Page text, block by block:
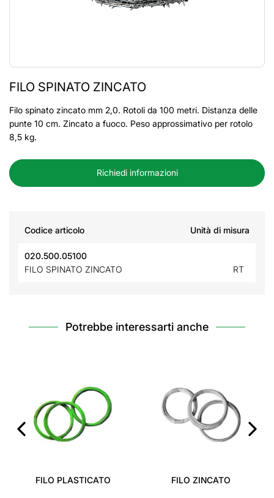
FILO SPINATO ZINCATO
Filo spinato zincato mm 2,0. Rotoli da 100 metri. Distanza delle
punte 10 cm. Zincato a fuoco. Peso approssimativo per rotolo
8,5 kg.
Richiedi informazioni
Codice articolo Unità di misura
020.500.05100
FILO SPINATO ZINCATO
RT
Potrebbe interessarti anche
FILO PLASTICATO FILO ZINCATO